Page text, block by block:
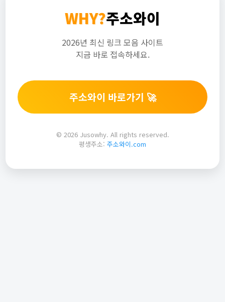
WHY?주소와이
2026년 최신 링크 모음 사이트
지금 바로 접속하세요.
주소와이 바로가기 🚀
© 2026 Jusowhy. All rights reserved.
평생주소: 주소와이.com